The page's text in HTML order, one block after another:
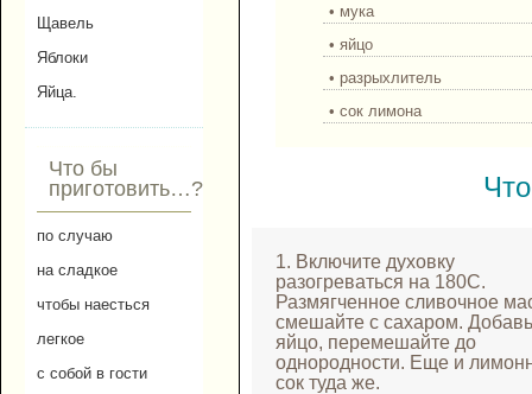
Щавель
Яблоки
Яйца.
Что бы
приготовить…?
по случаю
на сладкое
чтобы наесться
легкое
с собой в гости
• мука
• яйцо
• разрыхлитель
• сок лимона
1. Включите духовку
разогреваться на 180С.
Размягченное сливочное
смешайте с сахаром.
яйцо, перемешайте до
однородности. Еще и
сок туда же.